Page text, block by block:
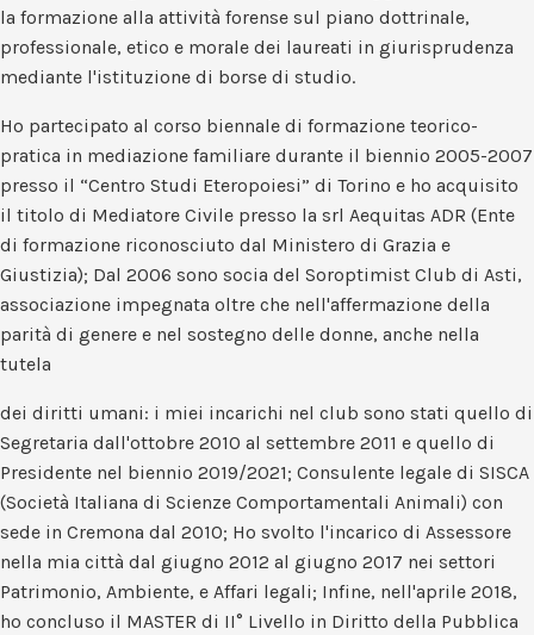
la formazione alla attività forense sul piano dottrinale,
professionale, etico e morale dei laureati in giurisprudenza
mediante l'istituzione di borse di studio.
Ho partecipato al corso biennale di formazione teorico-
pratica in mediazione familiare durante il biennio 2005-2007
presso il “Centro Studi Eteropoiesi” di Torino e ho acquisito
il titolo di Mediatore Civile presso la srl Aequitas ADR (Ente
di formazione riconosciuto dal Ministero di Grazia e
Giustizia); Dal 2006 sono socia del Soroptimist Club di Asti,
associazione impegnata oltre che nell'affermazione della
parità di genere e nel sostegno delle donne, anche nella
tutela
dei diritti umani: i miei incarichi nel club sono stati quello di
Segretaria dall'ottobre 2010 al settembre 2011 e quello di
Presidente nel biennio 2019/2021; Consulente legale di SISCA
(Società Italiana di Scienze Comportamentali Animali) con
sede in Cremona dal 2010; Ho svolto l'incarico di Assessore
nella mia città dal giugno 2012 al giugno 2017 nei settori
Patrimonio, Ambiente, e Affari legali; Infine, nell'aprile 2018,
ho concluso il MASTER di II° Livello in Diritto della Pubblica